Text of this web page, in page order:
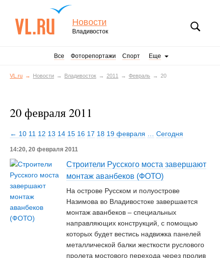
Новости
Владивосток
Все Фоторепортажи Спорт Еще
VL.ru Новости Владивосток 2011 Февраль 20
20 февраля 2011
← 10 11 12 13 14 15 16 17 18 19 февраля Сегодня
14:20, 20 февраля 2011
Строители Русского моста завершают
монтаж аванбеков (ФОТО)
На острове Русском и полуострове
Назимова во Владивостоке завершается
монтаж аванбеков – специальных
направляющих конструкций, с помощью
которых будет вестись надвижка панелей
металлической балки жесткости руслового
пролета мостового перехода через пролив